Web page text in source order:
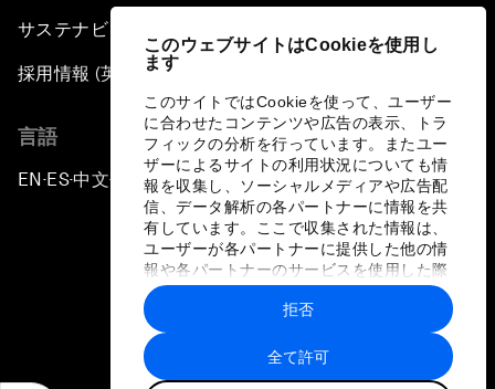
このウェブサイトはCookieを使用し
ます
このサイトではCookieを使って、ユーザー
に合わせたコンテンツや広告の表示、トラ
フィックの分析を行っています。またユー
ザーによるサイトの利用状況についても情
報を収集し、ソーシャルメディアや広告配
信、データ解析の各パートナーに情報を共
有しています。ここで収集された情報は、
ユーザーが各パートナーに提供した他の情
報や各パートナーのサービスを使用した際
に収集された情報と組み合わされ、各パー
トナーによって使用されることがありま
す。
全て許可
拒否
サステナビリティへの取り組み
採用情報 (英語のみ)
言語
EN ▪ES▪中文▪ 日本語
プライバシーポリシーと利用規約
サイトマップ